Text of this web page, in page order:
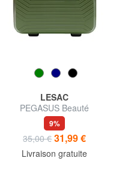
LESAC
PEGASUS Beauté
9%
35,00 € 31,99 €
Livraison gratuite